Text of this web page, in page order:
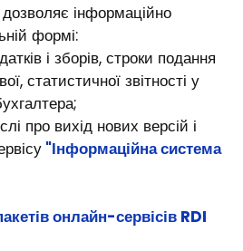
інформаційно
формі:
і зборів, строки подання
статистичної звітності у
про вихід нових версій і
"Інформаційна система
онлайн-сервісів RDI